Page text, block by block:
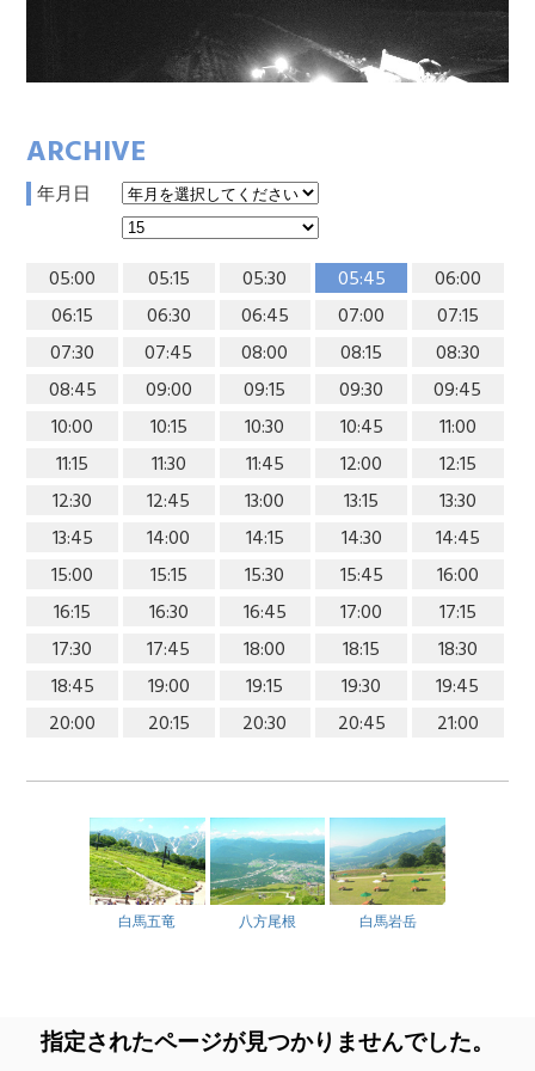
ARCHIVE
年月日
05:00 05:15 05:30 05:45
06:00
06:15
06:30 06:45 07:00
07:15
07:30
07:45 08:00 08:15
08:30
08:45
09:00 09:15 09:30
09:45
10:00
10:15 10:30 10:45
11:00
11:15
11:30 11:45 12:00
12:15
12:30
12:45 13:00 13:15
13:30
13:45
14:00 14:15 14:30
14:45
15:00
15:15 15:30 15:45
16:00
16:15
16:30 16:45 17:00
17:15
17:30
17:45 18:00 18:15
18:30
18:45
19:00 19:15 19:30
19:45
20:00
20:15 20:30 20:45 21:00
白馬五竜 八方尾根 白馬岩岳